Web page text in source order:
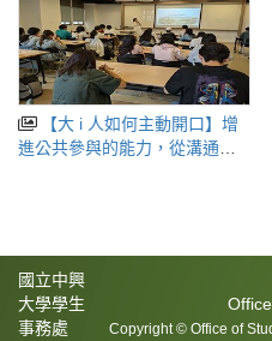
【大 i 人如何主動開口】增
進公共參與的能力，從溝通表
Copyright © Office of
國立中興
大學學生
事務處